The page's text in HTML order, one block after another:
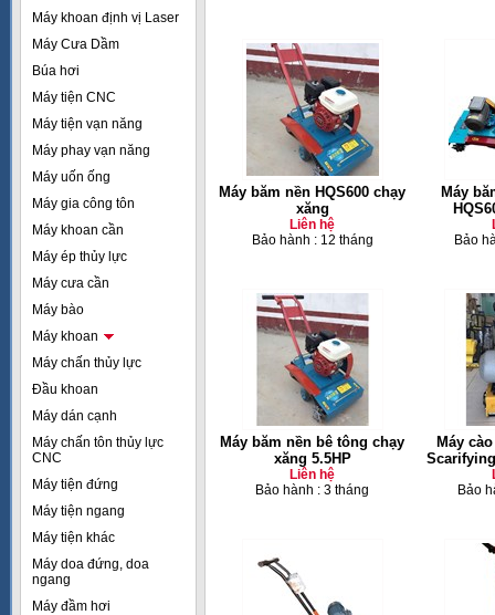
Máy khoan định vị Laser
Máy Cưa Dầm
Búa hơi
Máy tiện CNC
Máy tiện vạn năng
Máy phay vạn năng
Máy uốn ống
Máy gia công tôn
Máy khoan cần
Máy ép thủy lực
Máy cưa cần
Máy bào
Máy khoan
Máy chấn thủy lực
Đầu khoan
Máy dán cạnh
Máy chấn tôn thủy lực
CNC
Máy tiện đứng
Máy tiện ngang
Máy tiện khác
Máy doa đứng, doa
ngang
Máy đầm hơi
Máy băm nền HQS600 chạy
xăng
Liên hệ
Bảo hành : 12 tháng
Máy
Bảo
Máy băm nền bê tông chạy
xăng 5.5HP
Liên hệ
Bảo hành : 3 tháng
Máy
Scarifying
Bảo